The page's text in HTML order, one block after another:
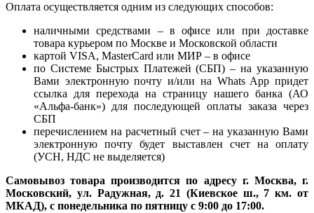
Оплата осуществляется одним из следующих способов:
наличными средствами – в офисе или при доставке
товара курьером по Москве и Московской области
картой VISA, MasterCard или МИР – в офисе
по Системе Быстрых Платежей (СБП) – на указанную
Вами электронную почту и/или на Whats App придет
ссылка для перехода на страницу нашего банка (АО
«Альфа-банк») для последующей оплаты заказа через
СБП
перечислением на расчетный счет – на указанную Вами
электронную почту будет выставлен счет на оплату
(УСН, НДС не выделяется)
Самовывоз товара производится по адресу г. Москва, г.
Московский, ул. Радужная, д. 21 (Киевское ш., 7 км. от
МКАД), с понедельника по пятницу с 9:00 до 17:00.